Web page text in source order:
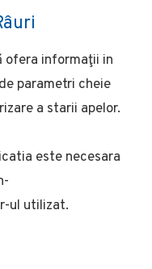
ofera informaţii in
parametri cheie
a starii apelor.
este necesara
ul utilizat.